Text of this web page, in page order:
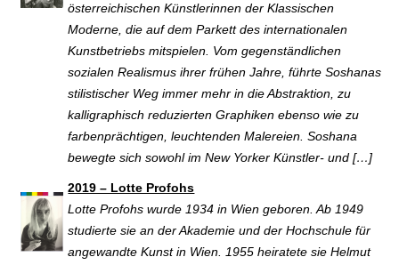
österreichischen Künstlerinnen der Klassischen
Moderne, die auf dem Parkett des internationalen
Kunstbetriebs mitspielen. Vom gegenständlichen
sozialen Realismus ihrer frühen Jahre, führte Soshanas
stilistischer Weg immer mehr in die Abstraktion, zu
kalligraphisch reduzierten Graphiken ebenso wie zu
farbenprächtigen, leuchtenden Malereien. Soshana
bewegte sich sowohl im New Yorker Künstler- und […]
2019 – Lotte Profohs
Lotte Profohs wurde 1934 in Wien geboren. Ab 1949
studierte sie an der Akademie und der Hochschule für
angewandte Kunst in Wien. 1955 heiratete sie Helmut